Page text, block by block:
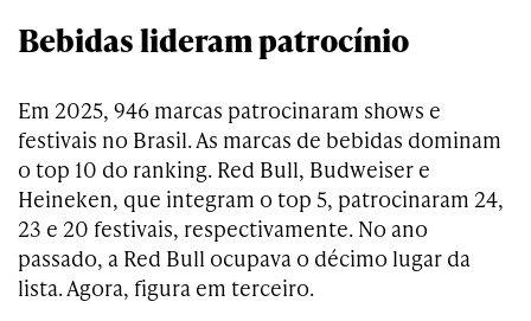
Bebidas lideram patrocínio
Em 2025, 946 marcas patrocinaram shows e
festivais no Brasil. As marcas de bebidas dominam
o top 10 do ranking. Red Bull, Budweiser e
Heineken, que integram o top 5, patrocinaram 24,
23 e 20 festivais, respectivamente. No ano
passado, a Red Bull ocupava o décimo lugar da
lista. Agora, figura em terceiro.